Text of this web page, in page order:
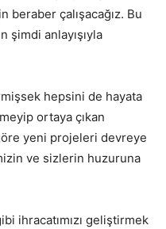
beraber çalışacağız. Bu
şimdi anlayışıyla
hepsini de hayata
ortaya çıkan
yeni projeleri devreye
ve sizlerin huzuruna
ihracatımızı geliştirmek